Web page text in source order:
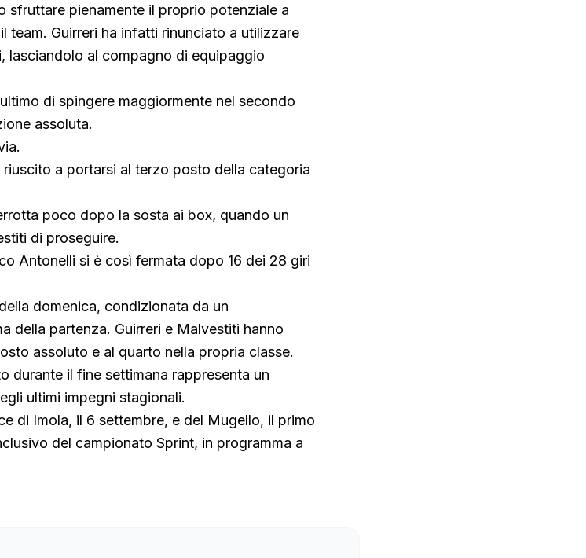
sfruttare pienamente il proprio potenziale a
team. Guirreri ha infatti rinunciato a utilizzare
lasciandolo al compagno di equipaggio
di spingere maggiormente nel secondo
assoluta.
a portarsi al terzo posto della categoria
poco dopo la sosta ai box, quando un
di proseguire.
Antonelli si è così fermata dopo 16 dei 28 giri
domenica, condizionata da un
della partenza. Guirreri e Malvestiti hanno
assoluto e al quarto nella propria classe.
durante il fine settimana rappresenta un
ultimi impegni stagionali.
di Imola, il 6 settembre, e del Mugello, il primo
del campionato Sprint, in programma a